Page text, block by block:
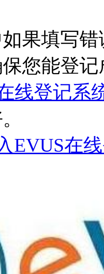
果填写
您能登
线登记系
EVUS在